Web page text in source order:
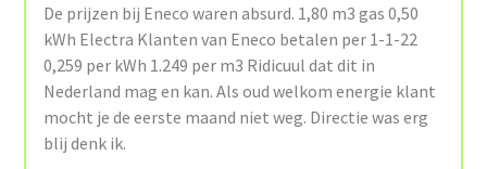
De prijzen bij Eneco waren absurd. 1,80 m3 gas 0,50
kWh Electra Klanten van Eneco betalen per 1-1-22
0,259 per kWh 1.249 per m3 Ridicuul dat dit in
Nederland mag en kan. Als oud welkom energie klant
mocht je de eerste maand niet weg. Directie was erg
blij denk ik.